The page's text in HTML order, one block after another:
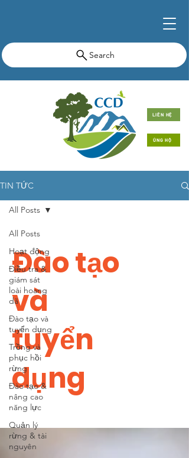
Search
LIÊN HỆ
ỦNG HỘ
TIN TỨC
All Posts
Hoạt động
Điều tra &
giám sát
loài hoang
dã
Đào tạo và
tuyển dụng
Trồng và
phục hồi
rừng
Đào tạo &
nâng cao
năng lực
Quản lý
rừng & tài
nguyên
All Posts
Đào tạo
và
tuyển
dụng